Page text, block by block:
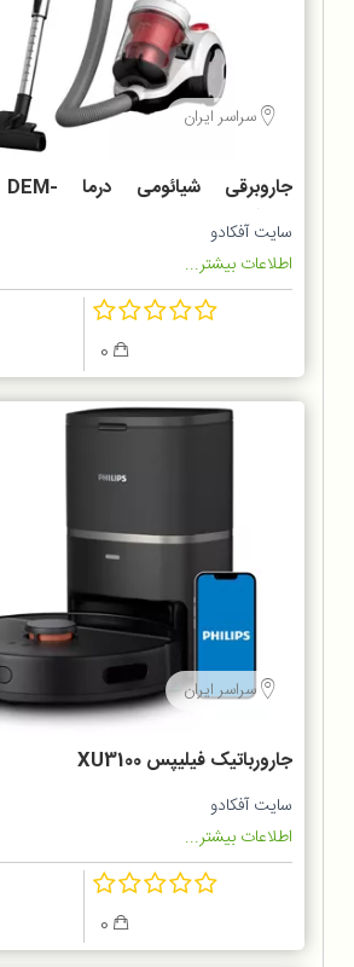
سراسر ایران
جاروبرقی شیائومی درما DEM-
TJ301W
سایت آفکادو
اطلاعات بیشتر...
سراسر ایران
جارورباتیک فیلیپس XU3100
سایت آفکادو
اطلاعات بیشتر...